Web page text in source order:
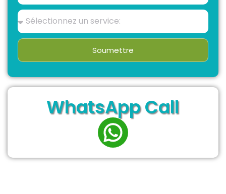
Soumettre
WhatsApp Call